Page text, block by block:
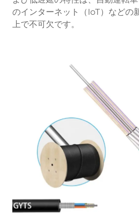
のインターネット（IoT）などの
上で不可欠です。